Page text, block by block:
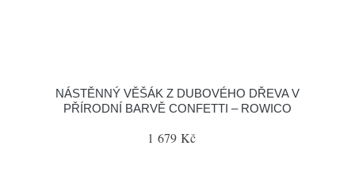
NÁSTĚNNÝ VĚŠÁK Z DUBOVÉHO DŘEVA V
PŘÍRODNÍ BARVĚ CONFETTI – ROWICO
1 679 Kč